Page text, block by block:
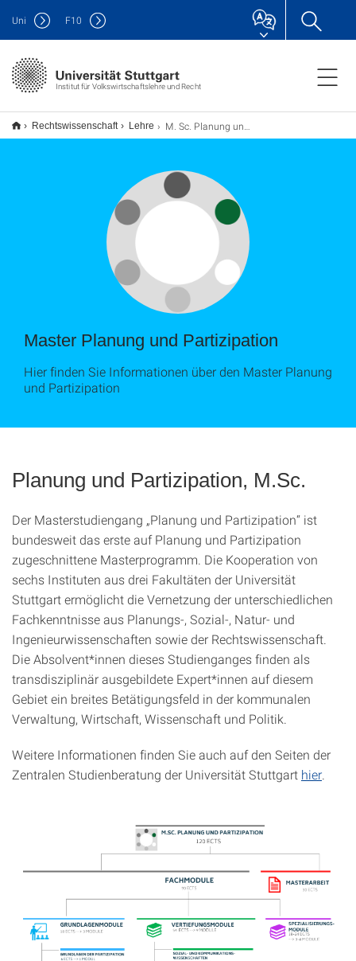
Institut für Volkswirtschaftslehre und Recht
Uni F10
Rechtswissenschaft Lehre M. Sc. Planung und Partizipation
Master Planung und Partizipation
Hier finden Sie Informationen über den Master Planung
und Partizipation
Planung und Partizipation, M.Sc.
Der Masterstudiengang „Planung und Partizipation“ ist
bundesweit das erste auf Planung und Partizipation
zugeschnittene Masterprogramm. Die Kooperation von
sechs Instituten aus drei Fakultäten der Universität
Stuttgart ermöglicht die Vernetzung der unterschiedlichen
Fachkenntnisse aus Planungs-, Sozial-, Natur- und
Ingenieurwissenschaften sowie der Rechtswissenschaft.
Die Absolvent*innen dieses Studienganges finden als
transdisziplinär ausgebildete Expert*innen auf diesem
Gebiet ein breites Betätigungsfeld in der kommunalen
Verwaltung, Wirtschaft, Wissenschaft und Politik.
Weitere Informationen finden Sie auch auf den Seiten der
Zentralen Studienberatung der Universität Stuttgart hier